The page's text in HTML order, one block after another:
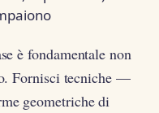
è fondamentale non
Fornisci tecniche —
geometriche di